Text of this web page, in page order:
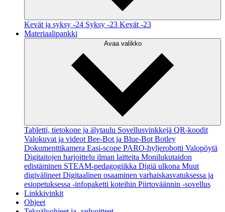
Kevät ja syksy -24 Syksy -23 Kevät -23
Materiaalipankki
Avaa valikko
Tabletti, tietokone ja älytaulu Sovellusvinkkejä QR-koodit
Valokuvat ja videot Bee-Bot ja Blue-Bot Botley
Dokumenttikamera Easi-scope PARO-hyljerobotti Valopöytä
Digitaitojen harjoittelu ilman laitteita Monilukutaidon
edistäminen STEAM-pedagogiikka Digiä ulkona Muut
digivälineet Digitaalinen osaaminen varhaiskasvatuksessa ja
esiopetuksessa -infopaketti koteihin Piirtoväännin -sovellus
Linkkivinkit
Ohjeet